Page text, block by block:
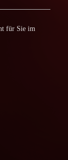
für Sie im